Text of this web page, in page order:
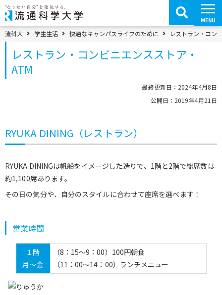
コ
ン
テ
ン
ツ
へ
移
MENU
パンくずメニュー
流科大 学生生活 快適なキャンパスライフのために レストラン・コン
レストラン・コンビニエンスストア・
ATM
最終更新日：2024年4月8日
公開日：2019年4月21日
RYUKA DINING（レストラン）
RYUKA DININGは帆船をイメージした造りで、1階と2階で総席数は
約1,100席あります。
その日の気分や、自分のスタイルに合わせて座席を選べます！
営業時間
１階
月～金
（8：15～9：00）100円朝食
（11：00～14：00）ランチメニュー